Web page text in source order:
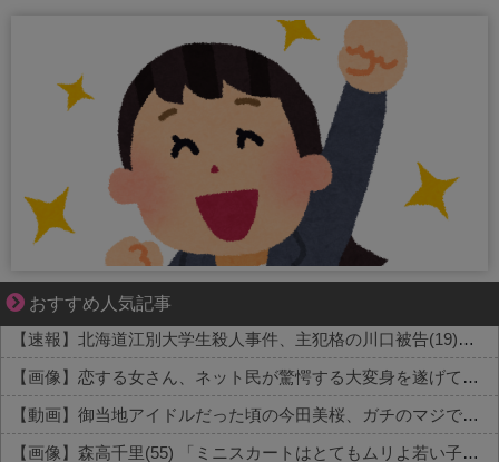
おすすめ人気記事
三十路女子×後輩男子、近づく心とすれ違い
【速報】北海道江別大学生殺人事件、主犯格の川口被告(19)に無期懲役の判決←これ、妥当だと思う？？？？？？
【画像】恋する女さん、ネット民が驚愕する大変身を遂げてしまう←コレは凄過ぎるw w w w w w w w
【動画】御当地アイドルだった頃の今田美桜、ガチのマジで可愛くてワイらをびびらせまくってしまうw w w w w w w w
【画像】森高千里(55) 「ミニスカートはとてもムリよ若い子には負けるわ」←ワイらにはブッ刺さりまくってしまうw w w w w w